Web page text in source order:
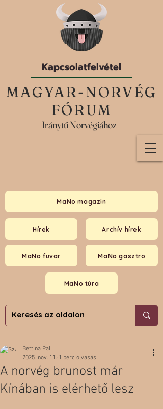
MAGYAR-NORVÉG
FÓRUM
Iránytű Norvégiához
Hírek
MaNo magazin
MaNo fuvar MaNo gasztro
MaNo túra
Archív hírek
Kapcsolatfelvétel
A norvég brunost már
Kínában is elérhető lesz
Bettina Pal
2025. nov. 11. 1 perc olvasás